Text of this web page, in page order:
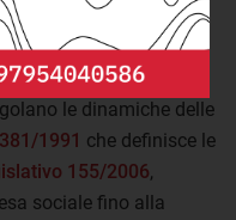
nazionale,
dalla legislazione
italiano infatti
le dinamiche delle
1991 che definisce le
155/2006,
sociale fino alla